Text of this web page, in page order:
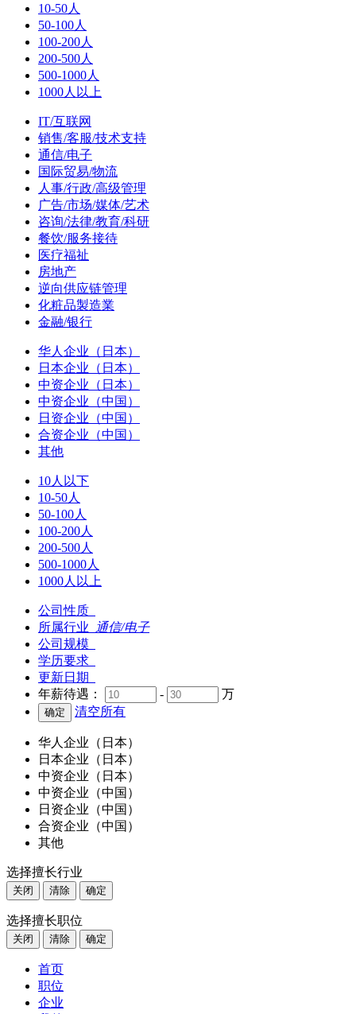
10-50人
50-100人
100-200人
200-500人
500-1000人
1000人以上
IT/互联网
销售/客服/技术支持
通信/电子
国际贸易/物流
人事/行政/高级管理
广告/市场/媒体/艺术
咨询/法律/教育/科研
餐饮/服务接待
医疗福祉
房地产
逆向供应链管理
化粧品製造業
金融/银行
华人企业（日本）
日本企业（日本）
中资企业（日本）
中资企业（中国）
日资企业（中国）
合资企业（中国）
其他
10人以下
10-50人
50-100人
100-200人
200-500人
500-1000人
1000人以上
公司性质
所属行业 通信/电子
公司规模
学历要求
更新日期
年薪待遇：
-
万
清空所有
华人企业（日本）
日本企业（日本）
中资企业（日本）
中资企业（中国）
日资企业（中国）
合资企业（中国）
其他
选择擅长行业
关闭 清除 确定
选择擅长职位
关闭 清除 确定
首页
职位
企业